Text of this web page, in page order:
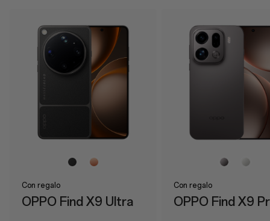
Con regalo
OPPO Find X9 Ultra
Con regalo
OPPO Find X9